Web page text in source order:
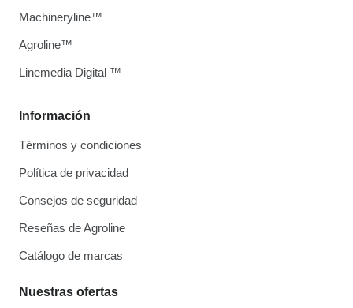
Información
Términos y condiciones
Política de privacidad
Consejos de seguridad
Reseñas de Agroline
Catálogo de marcas
Nuestras ofertas
Machineryline™
Agroline™
Linemedia Digital ™